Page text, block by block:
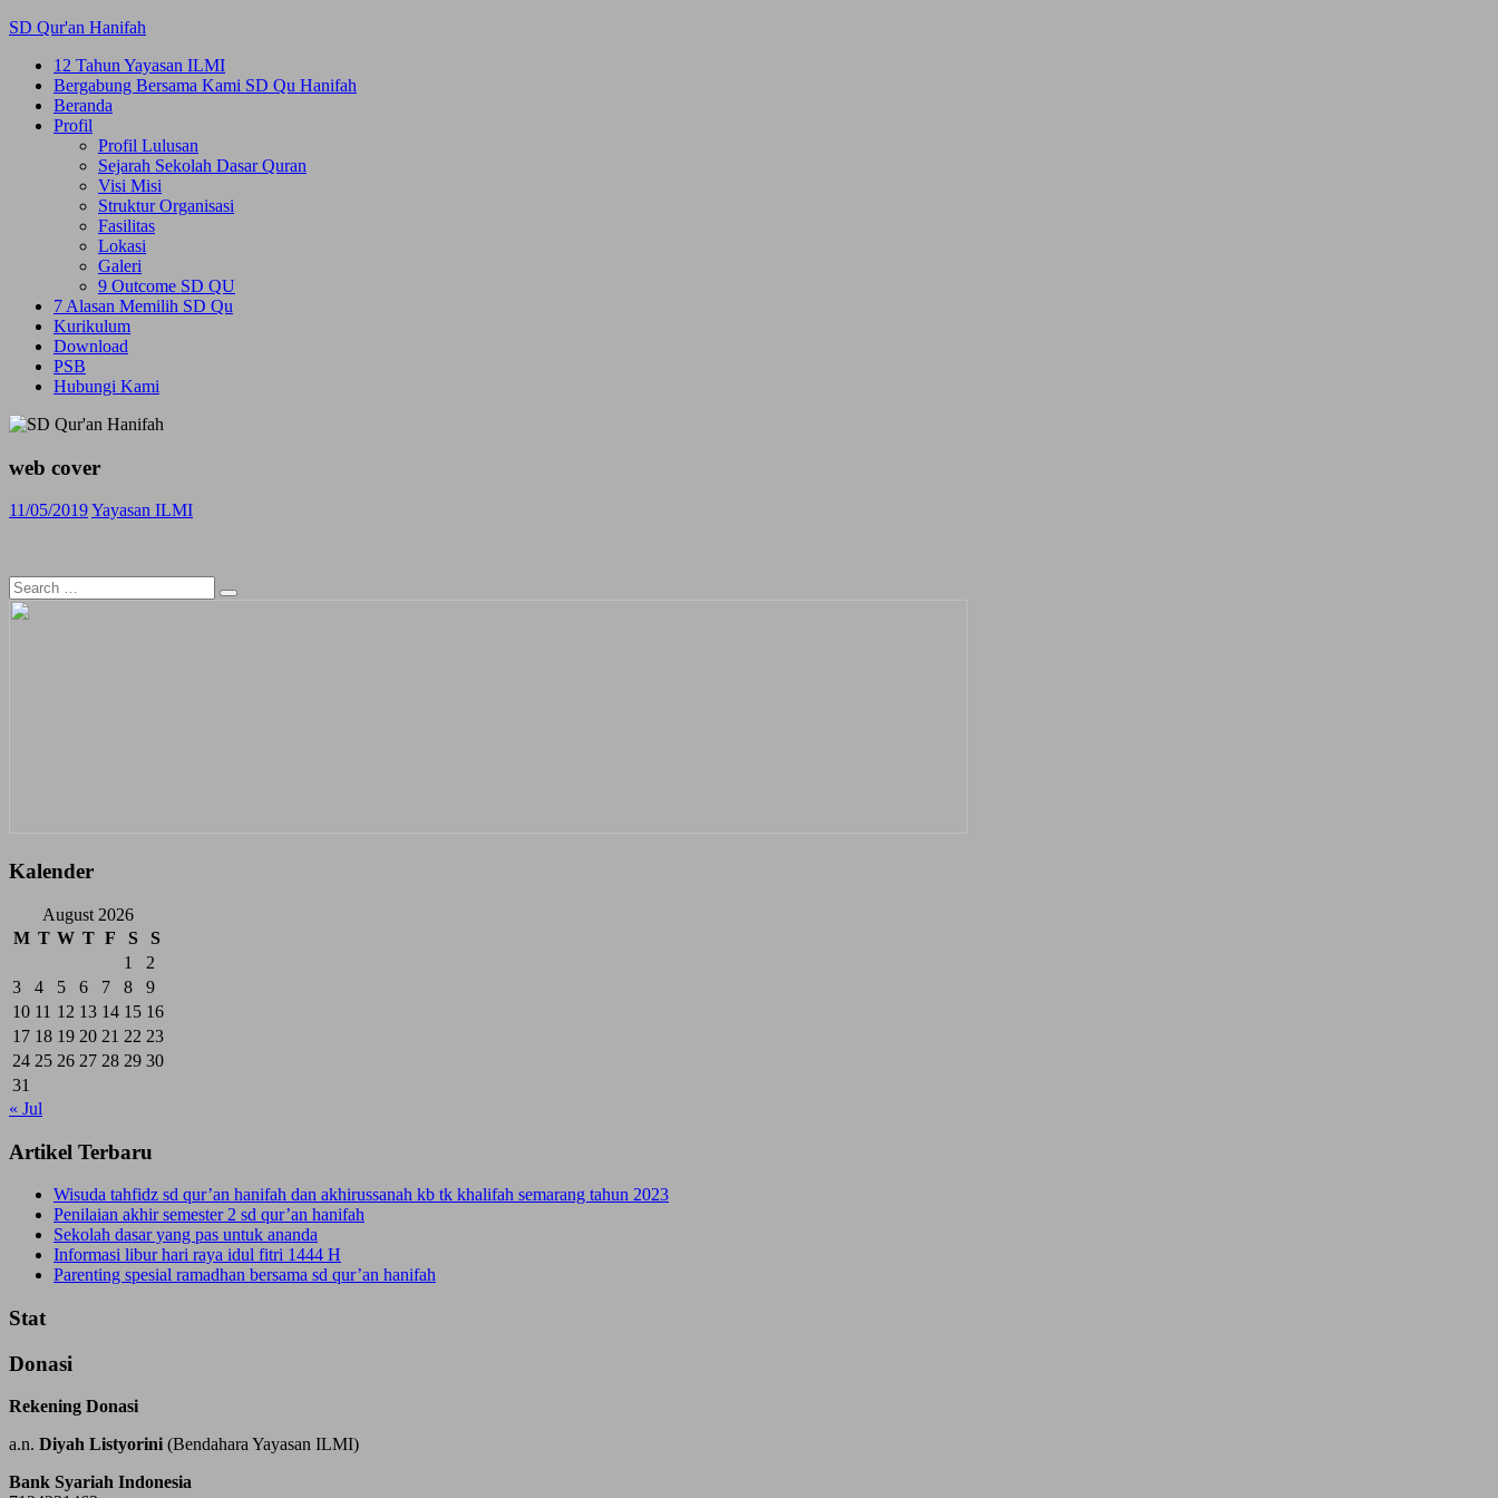
Skip
content
SD Qur'an Hanifah
12 Tahun Yayasan ILMI
Bergabung Bersama Kami SD Qu Hanifah
Beranda
Profil
Profil Lulusan
Sejarah Sekolah Dasar Quran
Visi Misi
Struktur Organisasi
Fasilitas
Lokasi
Galeri
9 Outcome SD QU
7 Alasan Memilih SD Qu
Kurikulum
Download
PSB
Hubungi Kami
web cover
11/05/2019Yayasan ILMI
Search
for:
Kalender
August 2026
M T W T F S
S
1
2
3
4 5 6 7 8
9
10 11 12 13 14 15 16
17 18 19 20 21 22 23
24 25 26 27 28 29 30
31
« Jul
Artikel Terbaru
Wisuda tahfidz sd qur’an hanifah dan akhirussanah kb tk khalifah semarang tahun 2023
Penilaian akhir semester 2 sd qur’an hanifah
Sekolah dasar yang pas untuk ananda
Informasi libur hari raya idul fitri 1444 H
Parenting spesial ramadhan bersama sd qur’an hanifah
Stat
Donasi
Rekening Donasi
a.n. Diyah Listyorini (Bendahara Yayasan ILMI)
Bank Syariah Indonesia